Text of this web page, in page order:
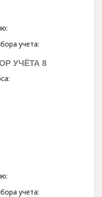
учета:
УЧЁТА 8
учета: